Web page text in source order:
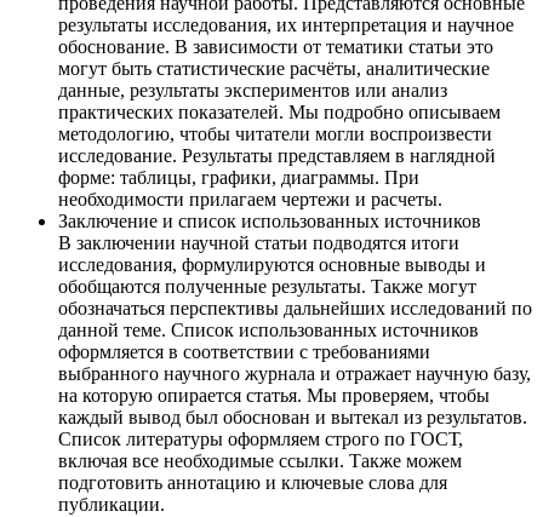
результаты исследования, их интерпретация и научное
обоснование. В зависимости от тематики статьи это
могут быть статистические расчёты, аналитические
данные, результаты экспериментов или анализ
практических показателей. Мы подробно описываем
методологию, чтобы читатели могли воспроизвести
исследование. Результаты представляем в наглядной
форме: таблицы, графики, диаграммы. При
необходимости прилагаем чертежи и расчеты.
Заключение и список использованных источников
В заключении научной статьи подводятся итоги
исследования, формулируются основные выводы и
обобщаются полученные результаты. Также могут
обозначаться перспективы дальнейших исследований по
данной теме. Список использованных источников
оформляется в соответствии с требованиями
выбранного научного журнала и отражает научную базу,
на которую опирается статья. Мы проверяем, чтобы
каждый вывод был обоснован и вытекал из результатов.
Список литературы оформляем строго по ГОСТ,
включая все необходимые ссылки. Также можем
подготовить аннотацию и ключевые слова для
публикации.